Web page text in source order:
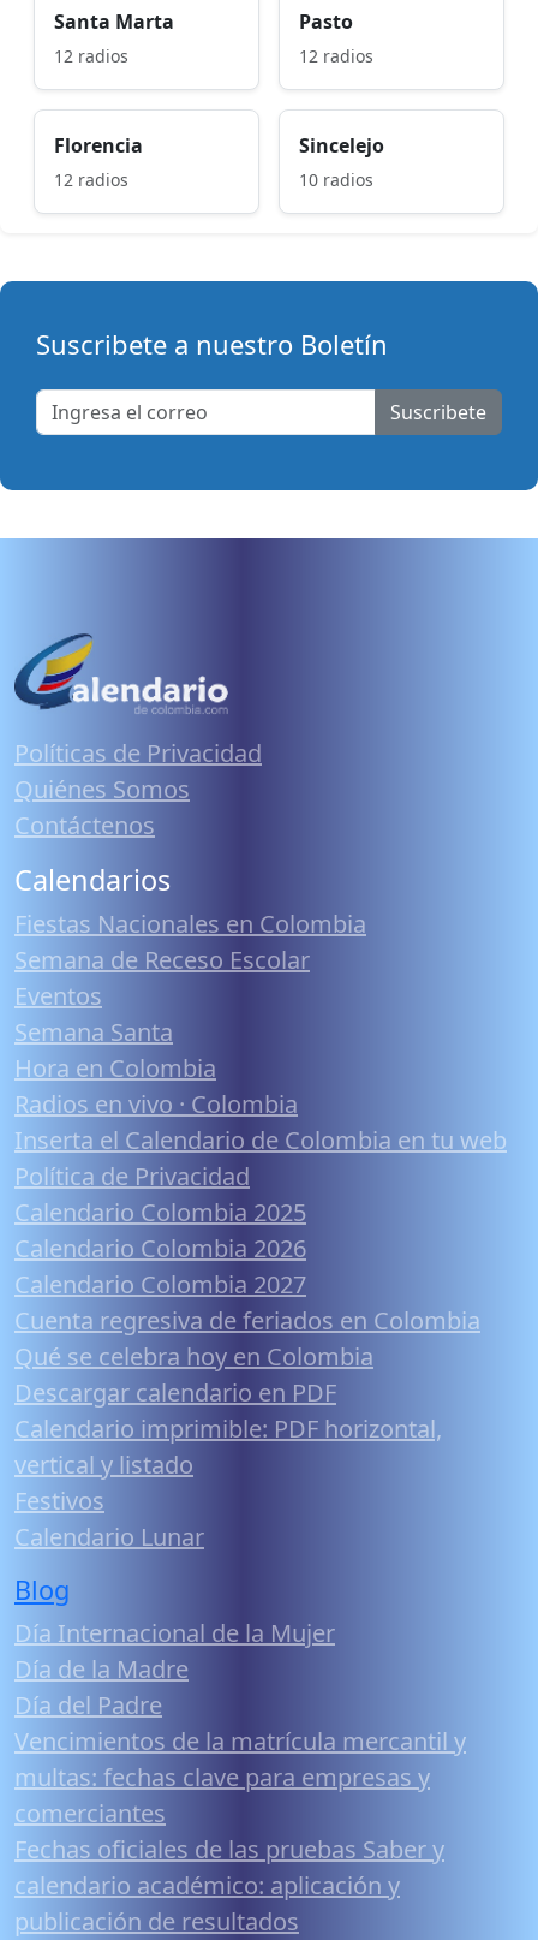
Santa Marta
12 radios
Pasto
12 radios
Florencia
12 radios
Sincelejo
10 radios
Suscribete a nuestro Boletín
Suscribete
Políticas de Privacidad
Quiénes Somos
Contáctenos
Calendarios
Fiestas Nacionales en Colombia
Semana de Receso Escolar
Eventos
Semana Santa
Hora en Colombia
Radios en vivo · Colombia
Inserta el Calendario de Colombia en tu web
Política de Privacidad
Calendario Colombia 2025
Calendario Colombia 2026
Calendario Colombia 2027
Cuenta regresiva de feriados en Colombia
Qué se celebra hoy en Colombia
Descargar calendario en PDF
Calendario imprimible: PDF horizontal,
vertical y listado
Festivos
Calendario Lunar
Blog
Día Internacional de la Mujer
Día de la Madre
Día del Padre
Vencimientos de la matrícula mercantil y
multas: fechas clave para empresas y
comerciantes
Fechas oficiales de las pruebas Saber y
calendario académico: aplicación y
publicación de resultados